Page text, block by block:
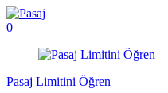
0
Pasaj Limitini Öğren